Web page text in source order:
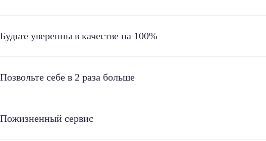
Будьте уверенны в качестве на 100%
Позвольте себе в 2 раза больше
Пожизненный сервис